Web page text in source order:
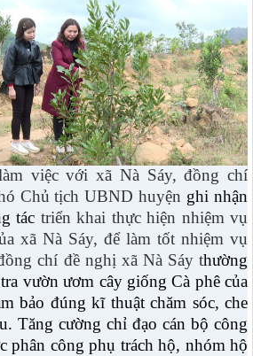
việc với xã Nà Sáy, đồng chí
Chủ tịch UBND huyện ghi nhận
tác triển khai thực hiện nhiệm vụ
xã Nà Sáy, để làm tốt nhiệm vụ
chí đề nghị xã Nà Sáy thường
vườn ươm cây giống Cà phê của
bảo đúng kĩ thuật chăm sóc, che
Tăng cường chỉ đạo cán bộ công
phân công phụ trách hộ, nhóm hộ